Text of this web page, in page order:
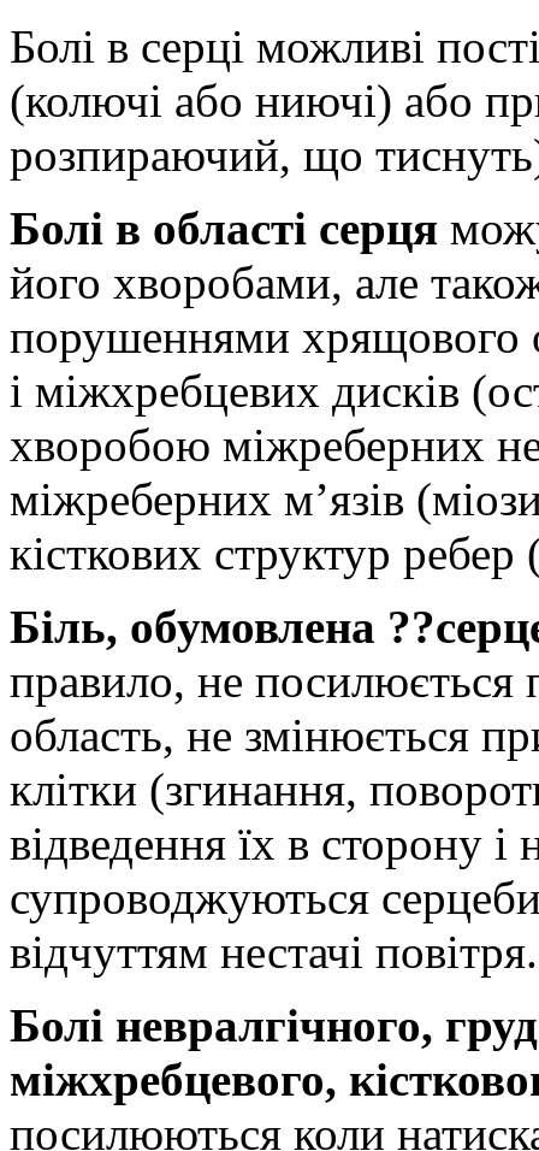
Болі в серці можливі
(колючі або ниючі) або
розпираючий, що
Болі в області серця
його хворобами, але
порушеннями хрящового
і міжхребцевих дисків
хворобою міжреберних
міжреберних м’язів
кісткових структур ребер
Біль, обумовлена
правило, не посилюється
область, не змінюється
клітки (згинання,
відведення їх в сторону і
супроводжуються
відчуттям нестачі повітря.
Болі невралгічного,
міжхребцевого,
посилюються коли